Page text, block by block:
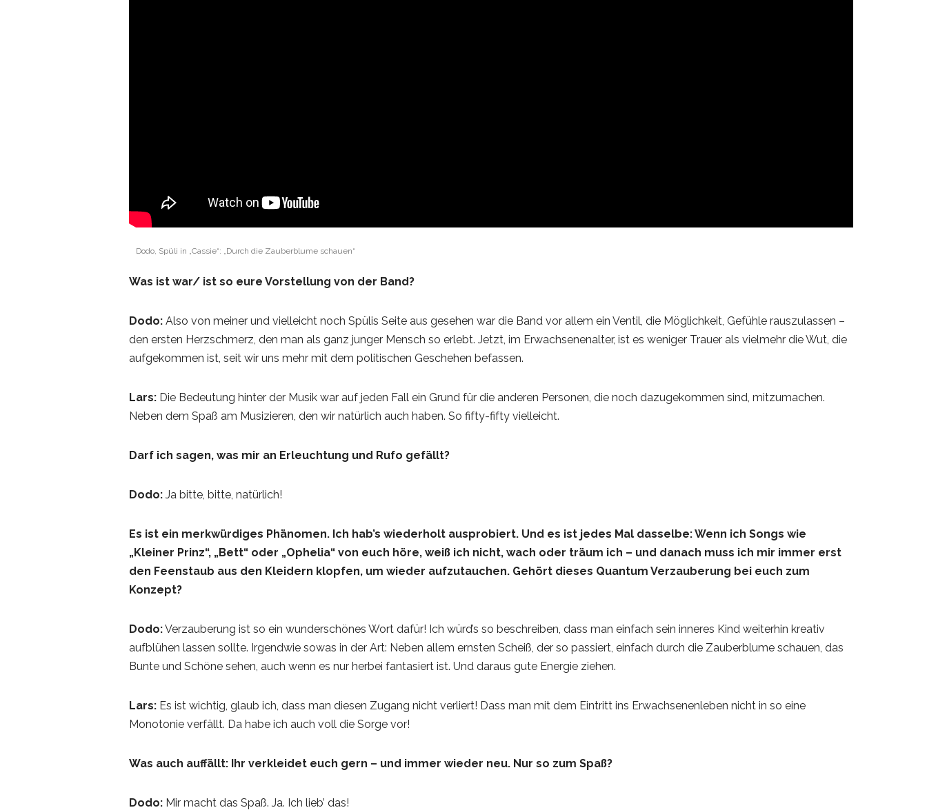
Dodo, Spüli in „Cassie“: „Durch die Zauberblume schauen“
Was ist war/ ist so eure Vorstellung von der Band?
Dodo: Also von meiner und vielleicht noch Spülis Seite aus gesehen war die Band vor allem ein Ventil, die Möglichkeit, Gefühle rauszulassen –
den ersten Herzschmerz, den man als ganz junger Mensch so erlebt. Jetzt, im Erwachsenenalter, ist es weniger Trauer als vielmehr die Wut, die
aufgekommen ist, seit wir uns mehr mit dem politischen Geschehen befassen.
Lars: Die Bedeutung hinter der Musik war auf jeden Fall ein Grund für die anderen Personen, die noch dazugekommen sind, mitzumachen.
Neben dem Spaß am Musizieren, den wir natürlich auch haben. So fifty-fifty vielleicht.
Darf ich sagen, was mir an Erleuchtung und Rufo gefällt?
Dodo: Ja bitte, bitte, natürlich!
Es ist ein merkwürdiges Phänomen. Ich hab’s wiederholt ausprobiert. Und es ist jedes Mal dasselbe: Wenn ich Songs wie
„Kleiner Prinz“, „Bett“ oder „Ophelia“ von euch höre, weiß ich nicht, wach oder träum ich – und danach muss ich mir immer erst
den Feenstaub aus den Kleidern klopfen, um wieder aufzutauchen. Gehört dieses Quantum Verzauberung bei euch zum
Konzept?
Dodo:Verzauberung ist so ein wunderschönes Wort dafür! Ich würd’s so beschreiben, dass man einfach sein inneres Kind weiterhin kreativ
aufblühen lassen sollte. Irgendwie sowas in der Art: Neben allem ernsten Scheiß, der so passiert, einfach durch die Zauberblume schauen, das
Bunte und Schöne sehen, auch wenn es nur herbei fantasiert ist. Und daraus gute Energie ziehen.
Lars: Es ist wichtig, glaub ich, dass man diesen Zugang nicht verliert! Dass man mit dem Eintritt ins Erwachsenenleben nicht in so eine
Monotonie verfällt. Da habe ich auch voll die Sorge vor!
Was auch auffällt: Ihr verkleidet euch gern – und immer wieder neu. Nur so zum Spaß?
Dodo: Mir macht das Spaß. Ja. Ich lieb’ das!